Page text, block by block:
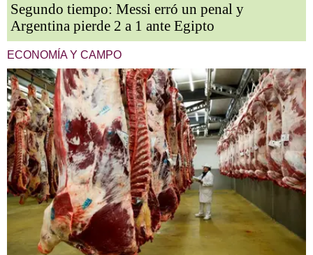
Segundo tiempo: Messi erró un penal y
Argentina pierde 2 a 1 ante Egipto
ECONOMÍA Y CAMPO